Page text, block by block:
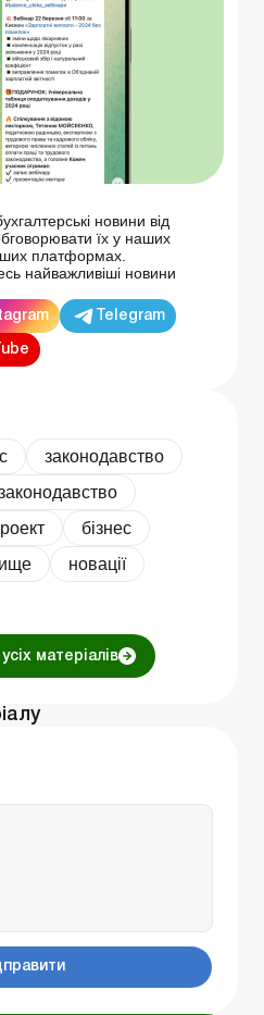
новини від
їх у наших
платформах.
найважливіші новини
Telegram
законодавство
бізнес
новації
матеріалів